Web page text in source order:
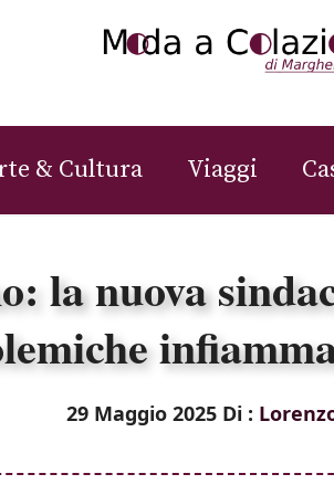
& Cultura Viaggi
la nuova
29 Maggio 2025 Di :